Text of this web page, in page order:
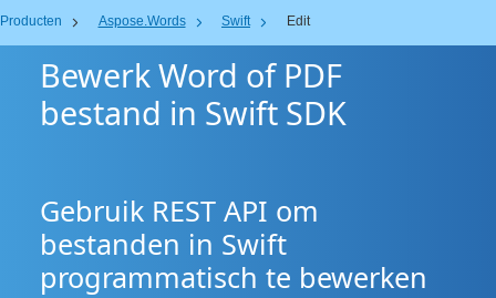
Producten Aspose.Words Swift Edit
Bewerk Word of PDF
bestand in Swift SDK
Gebruik REST API om
bestanden in Swift
programmatisch te bewerken